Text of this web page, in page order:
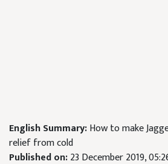
English Summary:How to make
relief from cold
Published on:23 December 2019,